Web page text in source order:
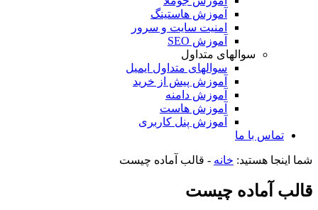
آموزش هاستینگ
امنیت سایت و سرور
آموزش SEO
سوالهای متداول
سوالهای متداول ایمیل
آموزش پیش از خرید
آموزش دامنه
آموزش هاست
آموزش پنل کاربری
تماس با ما
شما اینجا هستید: خانه - قالب آماده چیست
قالب آماده چیست